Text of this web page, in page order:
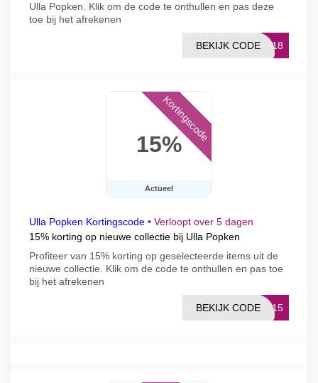
Ulla Popken. Klik om de code te onthullen en pas deze
toe bij het afrekenen
CK18
BEKIJK CODE
15%
Actueel
Kortingscode
Ulla Popken Kortingscode • Verloopt over 5 dagen
15% korting op nieuwe collectie bij Ulla Popken
Profiteer van 15% korting op geselecteerde items uit de
nieuwe collectie. Klik om de code te onthullen en pas toe
bij het afrekenen
CE15
BEKIJK CODE